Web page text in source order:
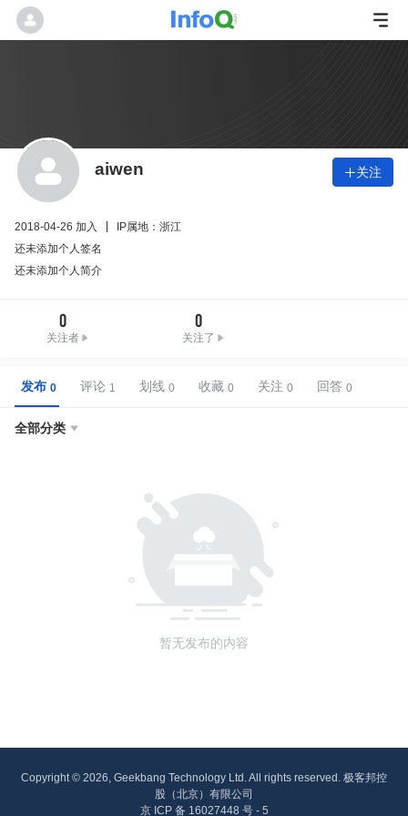
aiwen 关注
2018-04-26 加入
IP属地：浙江
还未添加个人签名
还未添加个人简介
0
关注者
0
关注了
发布 评论 划线 收藏 关注 回答
全部分类 
暂无发布的内容
Copyright © 2026, Geekbang Technology Ltd. All rights reserved. 极客邦控
股（北京）有限公司
京 ICP 备 16027448 号 - 5